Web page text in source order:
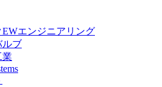
エンジニアリング
ルブ
業